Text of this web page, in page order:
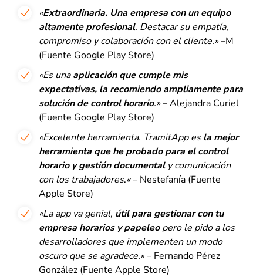
«Extraordinaria. Una empresa con un equipo
altamente profesional. Destacar su empatía,
compromiso y colaboración con el cliente.»–M
(Fuente Google Play Store)
«Es unaaplicación que cumple mis
expectativas, la recomiendo ampliamente para
solución de control horario.»– Alejandra Curiel
(Fuente Google Play Store)
«Excelente herramienta. TramitApp esla mejor
herramienta que he probado para el control
horario y gestión documentaly comunicación
con los trabajadores.«– Nestefanía (Fuente
Apple Store)
«La app va genial, útil para gestionar con tu
empresa horarios y papeleopero le pido a los
desarrolladores que implementen un modo
oscuro que se agradece.»– Fernando Pérez
González (Fuente Apple Store)